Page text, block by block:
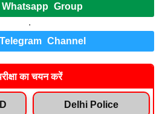
Group
.
Channel
का चयन करें
Delhi Police